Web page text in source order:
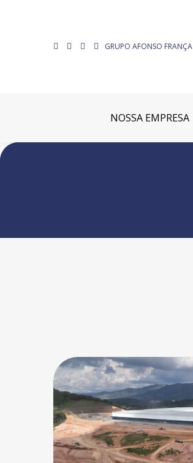
GRUPO AFONSO FRANÇA
NOSSA EMPRESA